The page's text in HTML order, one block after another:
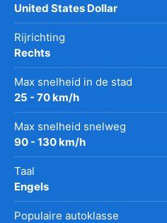
United States Dollar
Rijrichting
Rechts
Max snelheid in de stad
25 - 70 km/h
Max snelheid snelweg
90 - 130 km/h
Taal
Engels
Populaire autoklasse